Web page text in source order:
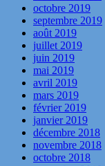
octobre 2019
septembre 2019
août 2019
juillet 2019
juin 2019
mai 2019
avril 2019
mars 2019
février 2019
janvier 2019
décembre 2018
novembre 2018
octobre 2018